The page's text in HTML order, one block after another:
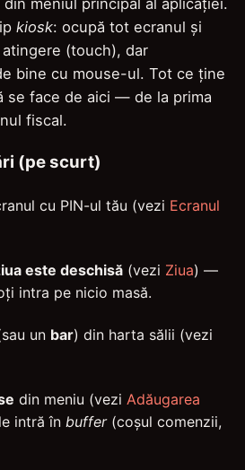
meniul principal al aplicației.
kiosk: ocupă tot ecranul și
(touch), dar
bine cu mouse-ul. Tot ce ține
se face de aici — de la prima
fiscal.
(pe scurt)
cu PIN-ul tău (vezi Ecranul
este deschisă (vezi Ziua) —
intra pe nicio masă.
un bar) din harta sălii (vezi
din meniu (vezi Adăugarea
intră în buffer(coșul comenzii,